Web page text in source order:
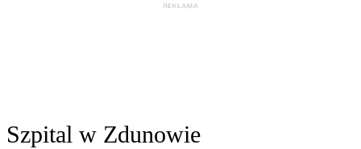
Szpital w Zdunowie